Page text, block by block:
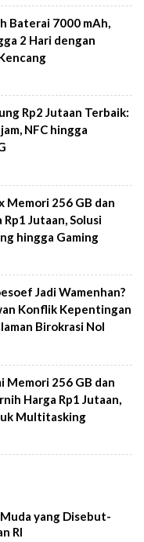
Baterai 7000 mAh,
2 Hari dengan
Rp2 Jutaan Terbaik:
NFC hingga
Memori 256 GB dan
Rp1 Jutaan, Solusi
hingga Gaming
Jadi Wamenhan?
Konflik Kepentingan
Birokrasi Nol
Memori 256 GB dan
Harga Rp1 Jutaan,
Multitasking
yang Disebut-
RI